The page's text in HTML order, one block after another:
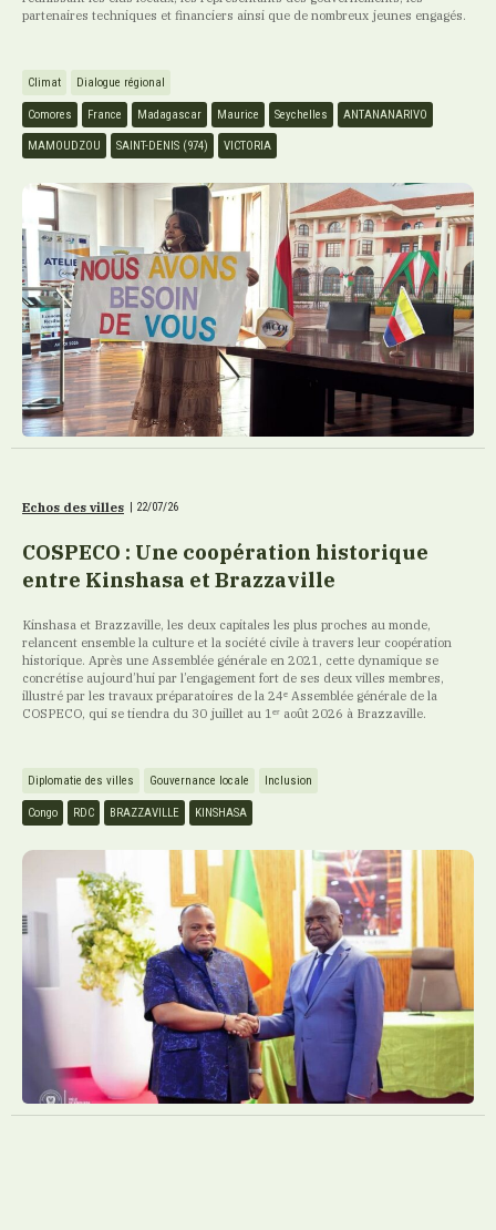
partenaires techniques et financiers ainsi que de nombreux jeunes engagés.
Climat Dialogue régional
Comores France Madagascar Maurice Seychelles ANTANANARIVO
MAMOUDZOU SAINT-DENIS (974) VICTORIA
Echos des villes 22/07/26
COSPECO : Une coopération historique
entre Kinshasa et Brazzaville
Kinshasa et Brazzaville, les deux capitales les plus proches au monde,
relancent ensemble la culture et la société civile à travers leur coopération
historique. Après une Assemblée générale en 2021, cette dynamique se
concrétise aujourd’hui par l’engagement fort de ses deux villes membres,
illustré par les travaux préparatoires de la 24ᵉ Assemblée générale de la
COSPECO, qui se tiendra du 30 juillet au 1ᵉʳ août 2026 à Brazzaville.
Diplomatie des villes Gouvernance locale Inclusion
Congo RDC BRAZZAVILLE KINSHASA